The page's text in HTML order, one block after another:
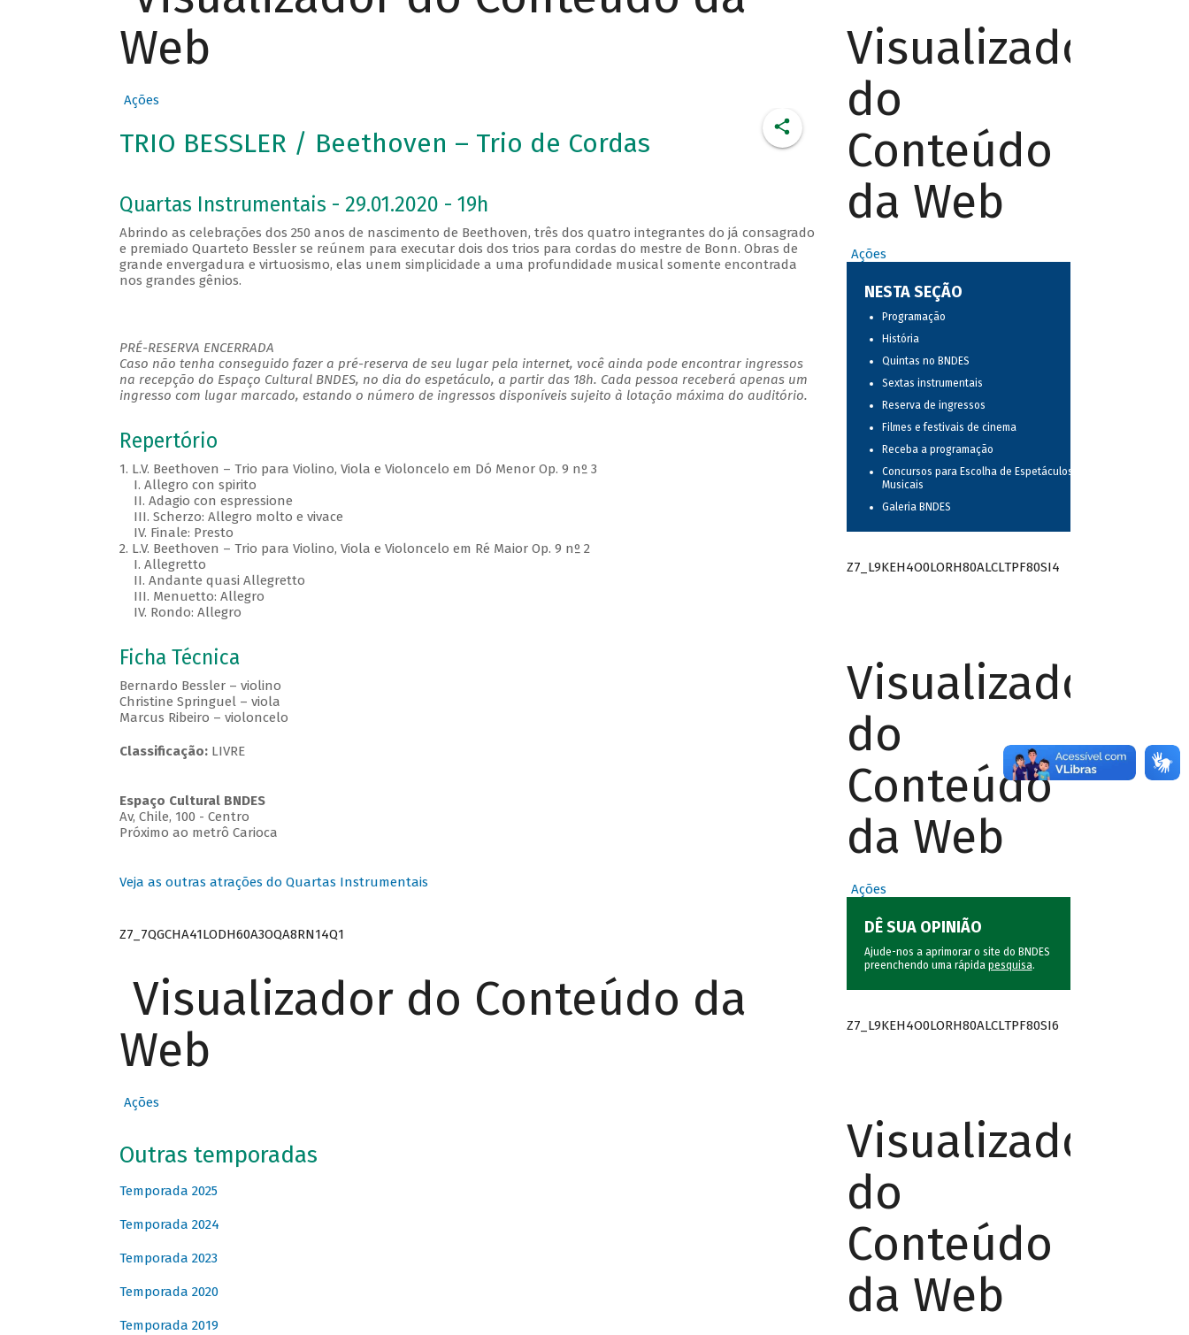
Web
Ações
TRIO BESSLER / Beethoven – Trio de Cordas
Quartas Instrumentais - 29.01.2020 - 19h
Abrindo as celebrações dos 250 anos de nascimento de Beethoven, três dos quatro integrantes do já consagrado
e premiado Quarteto Bessler se reúnem para executar dois dos trios para cordas do mestre de Bonn. Obras de
grande envergadura e virtuosismo, elas unem simplicidade a uma profundidade musical somente encontrada
nos grandes gênios.
PRÉ-RESERVA ENCERRADA
Caso não tenha conseguido fazer a pré-reserva de seu lugar pela internet, você ainda pode encontrar ingressos
na recepção do Espaço Cultural BNDES, no dia do espetáculo, a partir das 18h. Cada pessoa receberá apenas um
ingresso com lugar marcado, estando o número de ingressos disponíveis sujeito à lotação máxima do auditório.
Repertório
1. L.V. Beethoven – Trio para Violino, Viola e Violoncelo em Dó Menor Op. 9 nº 3
I. Allegro con spirito
II. Adagio con espressione
III. Scherzo: Allegro molto e vivace
IV. Finale: Presto
2. L.V. Beethoven – Trio para Violino, Viola e Violoncelo em Ré Maior Op. 9 nº 2
I. Allegretto
II. Andante quasi Allegretto
III. Menuetto: Allegro
​ IV. Rondo: Allegro
Ficha Técnica
Bernardo Bessler – violino
Christine Springuel – viola
Marcus Ribeiro – violoncelo
Classificação: LIVRE
Espaço Cultural BNDES
Av, Chile, 100 - Centro
Próximo ao metrô Carioca
Veja as outras atrações do Quartas Instrumentais
Z7_7QGCHA41LODH60A3OQA8RN14Q1
Visualizador do Conteúdo da
Web
Ações
Outras temporadas
Temporada 2025
Temporada 2024
Temporada 2023
Temporada 2020
Temporada 2019
Visualizador
do
Conteúdo
da Web
Ações
NESTA SEÇÃO
Programação
História
Quintas no BNDES
Sextas instrumentais
Reserva de ingressos
Filmes e festivais de cinema
Receba a programação
Concursos para Escolha de Espetáculos
Musicais
Galeria BNDES
Z7_L9KEH4O0LORH80ALCLTPF80SI4
Visualizador
do
Conteúdo
da Web
Ações
DÊ SUA OPINIÃO
Ajude-nos a aprimorar o site do BNDES
preenchendo uma rápida pesquisa.
Z7_L9KEH4O0LORH80ALCLTPF80SI6
Visualizador
do
Conteúdo
da Web